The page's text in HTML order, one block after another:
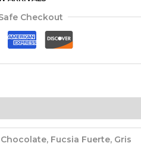
Checkout
Fucsia Fuerte, Gris